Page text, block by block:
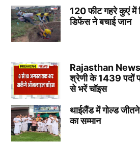
120 फीट गहरे कुएं में
डिफेंस ने बचाई जान
Rajasthan News
श्रेणी के 1439 पदों
से भरें चॉइस
थाईलैंड में गोल्ड जीतने
का सम्मान